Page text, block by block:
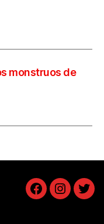
monstruos de
Facebook